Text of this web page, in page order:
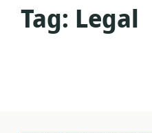
Tag: Legal